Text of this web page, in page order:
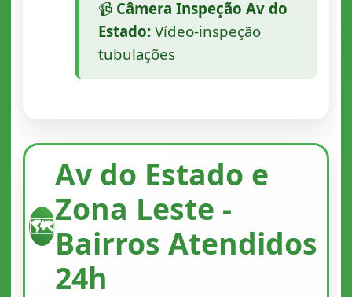
📹 Câmera Inspeção Av do
Estado:Vídeo-inspeção
tubulações
🗺️
Av do Estado e
Zona Leste -
Bairros Atendidos
24h